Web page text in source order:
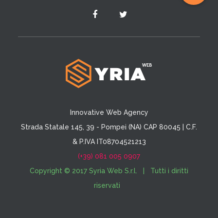
Innovative Web Agency
Strada Statale 145, 39 - Pompei (NA) CAP 80045 | C.F.
& P.IVA IT08704521213
(+39) 081 005 0907
Copyright © 2017 Syria Web S.r.l. | Tutti i diritti
riservati